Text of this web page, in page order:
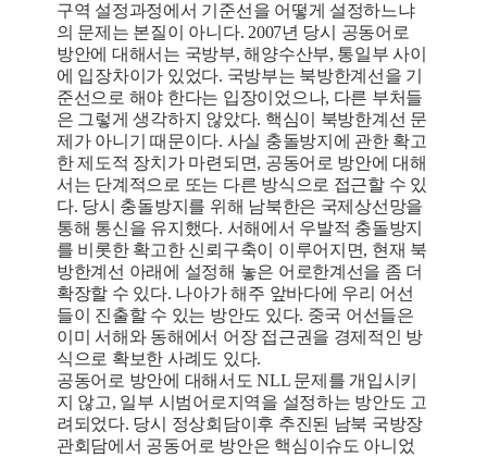
구역 설정과정에서 기준선을 어떻게 설정하느냐
의 문제는 본질이 아니다. 2007년 당시 공동어로
방안에 대해서는 국방부, 해양수산부, 통일부 사이
에 입장차이가 있었다. 국방부는 북방한계선을 기
준선으로 해야 한다는 입장이었으나, 다른 부처들
은 그렇게 생각하지 않았다. 핵심이 북방한계선 문
제가 아니기 때문이다. 사실 충돌방지에 관한 확고
한 제도적 장치가 마련되면, 공동어로 방안에 대해
서는 단계적으로 또는 다른 방식으로 접근할 수 있
다. 당시 충돌방지를 위해 남북한은 국제상선망을
통해 통신을 유지했다. 서해에서 우발적 충돌방지
를 비롯한 확고한 신뢰구축이 이루어지면, 현재 북
방한계선 아래에 설정해 놓은 어로한계선을 좀 더
확장할 수 있다. 나아가 해주 앞바다에 우리 어선
들이 진출할 수 있는 방안도 있다. 중국 어선들은
이미 서해와 동해에서 어장 접근권을 경제적인 방
식으로 확보한 사례도 있다.
공동어로 방안에 대해서도 NLL 문제를 개입시키
지 않고, 일부 시범어로지역을 설정하는 방안도 고
려되었다. 당시 정상회담이후 추진된 남북 국방장
관회담에서 공동어로 방안은 핵심이슈도 아니었